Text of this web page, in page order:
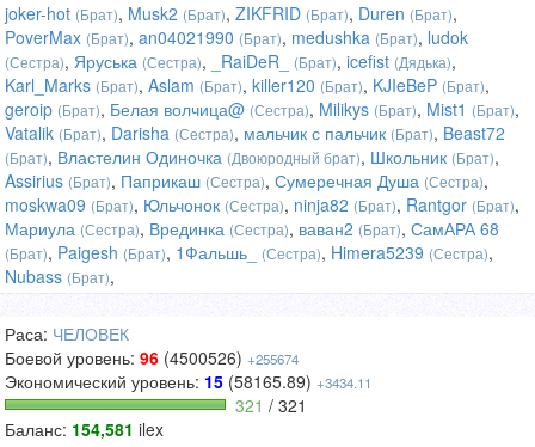
joker-hot (Брат), Musk2 (Брат), ZIKFRID (Брат), Duren (Брат),
PoverMax (Брат), an04021990 (Брат), medushka (Брат), ludok
(Сестра), Яруська (Сестра), _RaiDeR_ (Брат), icefist (Дядька),
Karl_Marks (Брат), Aslam (Брат), killer120 (Брат), KJIeBeP (Брат),
geroip (Брат), Белая волчица@ (Сестра), Milikys (Брат), Mist1 (Брат),
Vatalik (Брат), Darisha (Сестра), мальчик с пальчик (Брат), Beast72
(Брат), Властелин Одиночка (Двоюродный брат), Школьник (Брат),
Assirius (Брат), Паприкаш (Сестра), Сумеречная Душа (Сестра),
moskwa09 (Брат), Юльчонок (Сестра), ninja82 (Брат), Rantgor (Брат),
Мариула (Сестра), Врединка (Сестра), ваван2 (Брат), СамАРА 68
(Брат), Paigesh (Брат), 1Фальшь_ (Сестра), Himera5239 (Сестра),
Nubass (Брат),
Раса: ЧЕЛОВЕК
Боевой уровень: 96 (4500526) +255674
Экономический уровень: 15 (58165.89) +3434.11
321 / 321
Баланс: 154,581 ilex